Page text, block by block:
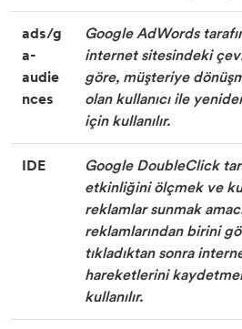
ads/g
a-
audie
nces
Google AdWords
internet sitesindeki
göre, müşteriye
olan kullanıcı ile
için kullanılır.
IDE
Google DoubleClick
etkinliğini ölçmek ve
reklamlar sunmak
reklamlarından birini
tıkladıktan sonra
hareketlerini
kullanılır.